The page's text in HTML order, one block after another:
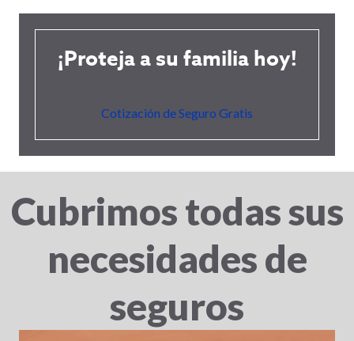
¡Proteja a su familia hoy!
Cotización de Seguro Gratis
Cubrimos todas sus
necesidades de
seguros